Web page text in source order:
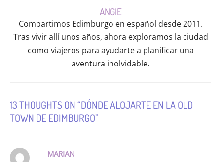
ANGIE
Compartimos Edimburgo en español desde 2011.
Tras vivir allí unos años, ahora exploramos la ciudad
como viajeros para ayudarte a planificar una
aventura inolvidable.
13 THOUGHTS ON “DÓNDE ALOJARTE EN LA OLD
TOWN DE EDIMBURGO”
MARIAN